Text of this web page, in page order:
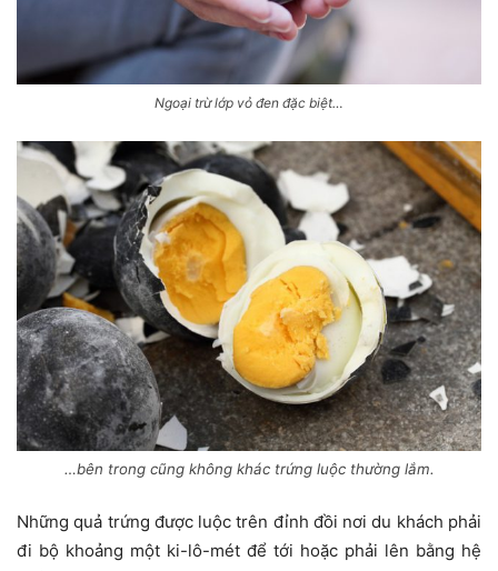
Ngoại trừ lớp vỏ đen đặc biệt…
…bên trong cũng không khác trứng luộc thường lắm.
Những quả trứng được luộc trên đỉnh đồi nơi du khách phải
đi bộ khoảng một ki-lô-mét để tới hoặc phải lên bằng hệ